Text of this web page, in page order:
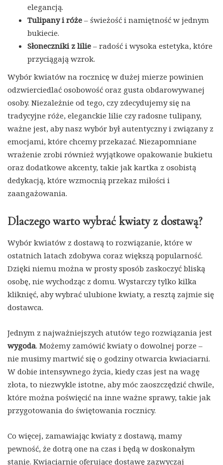
elegancją.
Tulipany i róże – świeżość i namiętność w jednym
bukiecie.
Słoneczniki z lilie – radość i wysoka estetyka, które
przyciągają wzrok.
Wybór kwiatów na rocznicę w dużej mierze powinien
odzwierciedlać osobowość oraz gusta obdarowywanej
osoby. Niezależnie od tego, czy zdecydujemy się na
tradycyjne róże, eleganckie lilie czy radosne tulipany,
ważne jest, aby nasz wybór był autentyczny i związany z
emocjami, które chcemy przekazać. Niezapomniane
wrażenie zrobi również wyjątkowe opakowanie bukietu
oraz dodatkowe akcenty, takie jak kartka z osobistą
dedykacją, które wzmocnią przekaz miłości i
zaangażowania.
Dlaczego warto wybrać kwiaty z dostawą?
Wybór kwiatów z dostawą to rozwiązanie, które w
ostatnich latach zdobywa coraz większą popularność.
Dzięki niemu można w prosty sposób zaskoczyć bliską
osobę, nie wychodząc z domu. Wystarczy tylko kilka
kliknięć, aby wybrać ulubione kwiaty, a resztą zajmie się
dostawca.
Jednym z najważniejszych atutów tego rozwiązania jest
wygoda. Możemy zamówić kwiaty o dowolnej porze –
nie musimy martwić się o godziny otwarcia kwiaciarni.
W dobie intensywnego życia, kiedy czas jest na wagę
złota, to niezwykle istotne, aby móc zaoszczędzić chwile,
które można poświęcić na inne ważne sprawy, takie jak
przygotowania do świętowania rocznicy.
Co więcej, zamawiając kwiaty z dostawą, mamy
pewność, że dotrą one na czas i będą w doskonałym
stanie. Kwiaciarnie oferujące dostawę zazwyczaj